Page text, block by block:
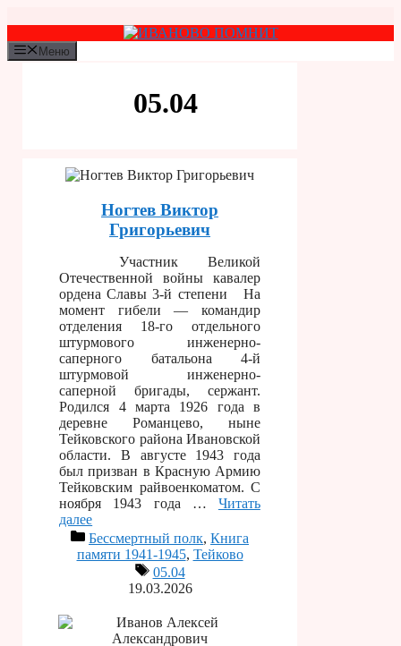
к
содержимому
Меню
05.04
Ногтев Виктор
Григорьевич
Участник Великой
Отечественной войны кавалер
ордена Славы 3-й степени На
момент гибели — командир
отделения 18-го отдельного
штурмового инженерно-
саперного батальона 4-й
штурмовой инженерно-
саперной бригады, сержант.
Родился 4 марта 1926 года в
деревне Романцево, ныне
Тейковского района Ивановской
области. В августе 1943 года
был призван в Красную Армию
Тейковским райвоенкоматом. С
ноября 1943 года … Читать
далее
Бессмертный полк,Книга
памяти 1941-1945, Тейково
05.04
19.03.2026